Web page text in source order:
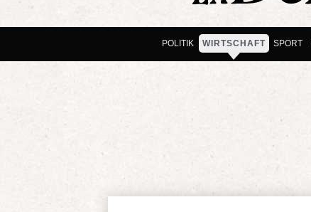
POLITIK WIRTSCHAFT SPORT